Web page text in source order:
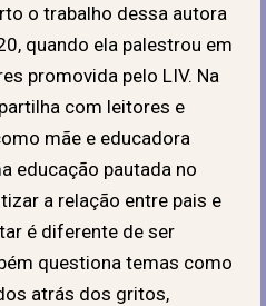
o trabalho dessa autora
quando ela palestrou em
promovida pelo LIV. Na
com leitores e
mãe e educadora
educação pautada no
a relação entre pais e
é diferente de ser
questiona temas como
atrás dos gritos,